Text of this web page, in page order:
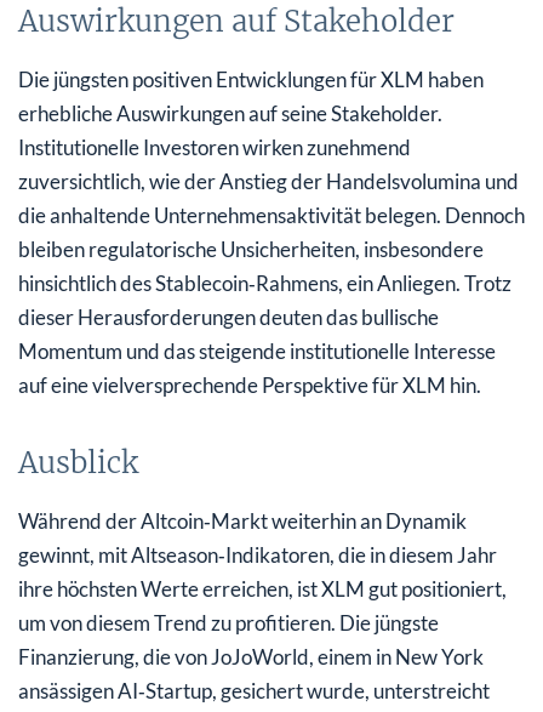
Auswirkungen auf Stakeholder
Die jüngsten positiven Entwicklungen für XLM haben
erhebliche Auswirkungen auf seine Stakeholder.
Institutionelle Investoren wirken zunehmend
zuversichtlich, wie der Anstieg der Handelsvolumina und
die anhaltende Unternehmensaktivität belegen. Dennoch
bleiben regulatorische Unsicherheiten, insbesondere
hinsichtlich des Stablecoin‑Rahmens, ein Anliegen. Trotz
dieser Herausforderungen deuten das bullische
Momentum und das steigende institutionelle Interesse
auf eine vielversprechende Perspektive für XLM hin.
Ausblick
Während der Altcoin‑Markt weiterhin an Dynamik
gewinnt, mit Altseason‑Indikatoren, die in diesem Jahr
ihre höchsten Werte erreichen, ist XLM gut positioniert,
um von diesem Trend zu profitieren. Die jüngste
Finanzierung, die von JoJoWorld, einem in New York
ansässigen AI‑Startup, gesichert wurde, unterstreicht